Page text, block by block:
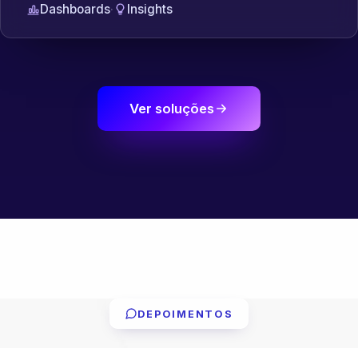
Dashboards· Insights
Ver soluções
DEPOIMENTOS